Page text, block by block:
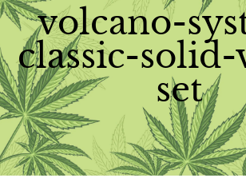
volcano-
classic-
set